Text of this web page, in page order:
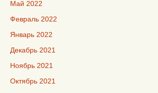
Май 2022
Февраль 2022
Январь 2022
Декабрь 2021
Ноябрь 2021
Октябрь 2021